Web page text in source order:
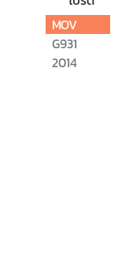
MOV
G931
2014